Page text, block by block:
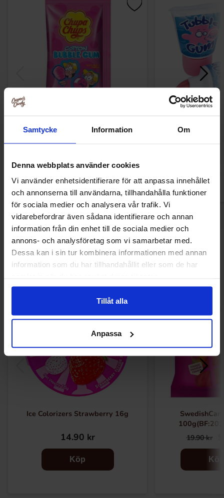
Samtycke Information Om
Denna webbplats använder cookies
Vi använder enhetsidentifierare för att anpassa innehållet
och annonserna till användarna, tillhandahålla funktioner
för sociala medier och analysera vår trafik. Vi
vidarebefordrar även sådana identifierare och annan
information från din enhet till de sociala medier och
annons- och analysföretag som vi samarbetar med.
Dessa kan i sin tur kombinera informationen med annan
information som du har tillhandahållit eller som de har
Tillåt alla
Anpassa
Frutti Flavour 11g
16 kr
Köp
Andra gillade
Ice Colorizers Strawberry 16g
14.90 kr
Köp
19.90 kr
Köp